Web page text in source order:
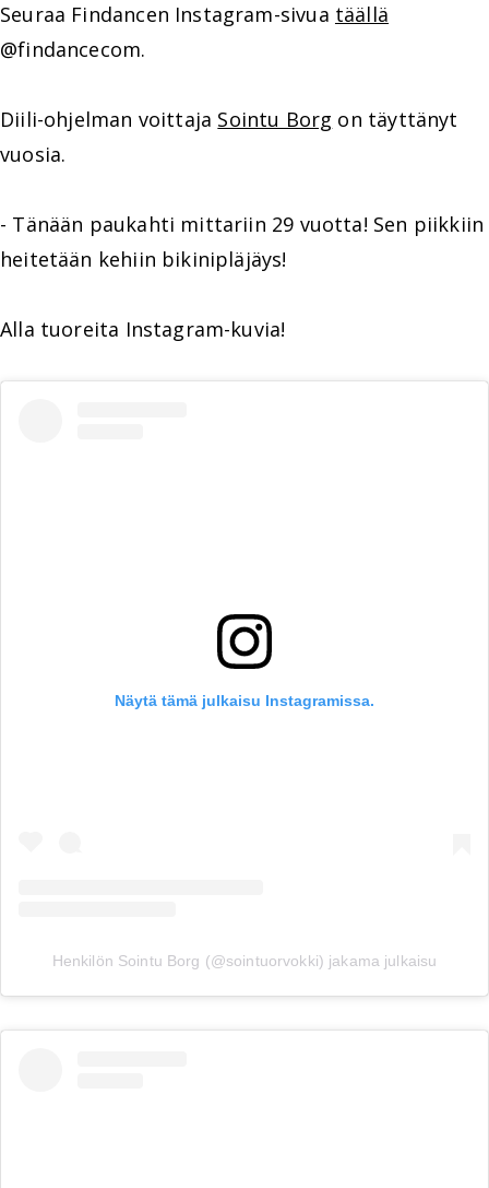
Seuraa Findancen Instagram-sivua täällä
@findancecom.
Diili-ohjelman voittaja Sointu Borg on täyttänyt
vuosia.
- Tänään paukahti mittariin 29 vuotta! Sen piikkiin
heitetään kehiin bikinipläjäys!
Alla tuoreita Instagram-kuvia!
Näytä tämä julkaisu Instagramissa.
Henkilön Sointu Borg (@sointuorvokki) jakama julkaisu